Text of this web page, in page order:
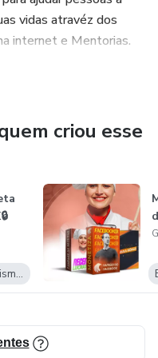
vidas atravéz dos
internet e Mentorias.
criou esse
Empreendedorismo Digital